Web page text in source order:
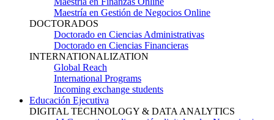
Maestría en Gestión de Negocios Online
DOCTORADOS
Doctorado en Ciencias Administrativas
Doctorado en Ciencias Financieras
INTERNATIONALIZATION
Global Reach
International Programs
Incoming exchange students
Educación Ejecutiva
DIGITAL TECHNOLOGY & DATA ANALYTICS